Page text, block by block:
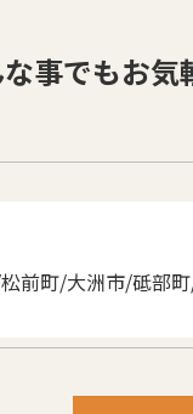
事でもお気
前町/大洲市/砥部